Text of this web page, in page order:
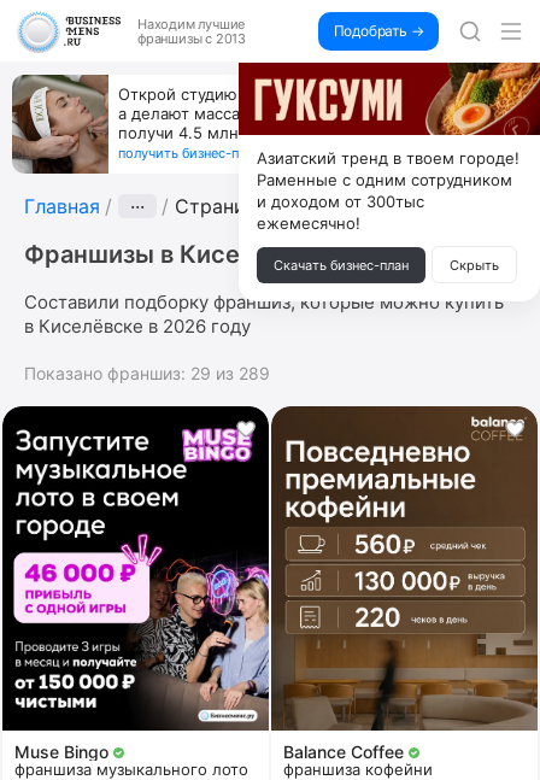
Находим лучшие
франшизы с 2013
Подобрать →
Открой студию, где не колют и не режут,
а делают массаж лица руками и в первый же год
получи 4.5 млн
получить бизнес-план ↓
Главная ··· Страница 9
Франшизы в Киселёвске
Составили подборку франшиз, которые можно купить
в Киселёвске в 2026 году
Показано франшиз: 29 из 289
Muse Bingo
франшиза музыкального лото
Balance Coffee
франшиза кофейни
Азиатский тренд в твоем городе!
Раменные с одним сотрудником
и доходом от 300тыс
ежемесячно!
Скачать бизнес-план Скрыть